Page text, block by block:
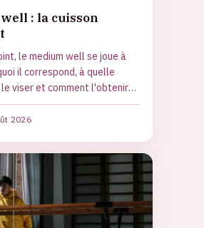
: la cuisson
le medium well se joue à
il correspond, à quelle
viser et comment l'obtenir
2026